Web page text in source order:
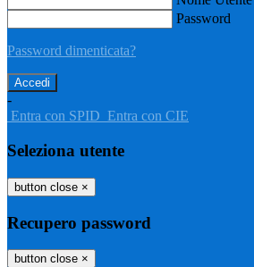
Password
Password dimenticata?
-
Entra con SPID Entra con CIE
Seleziona utente
button close ×
Recupero password
button close ×